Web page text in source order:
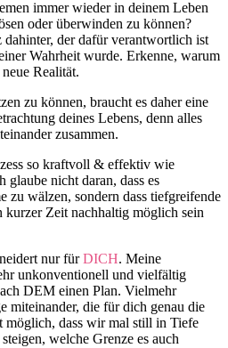
immer wieder in deinem Leben
oder überwinden zu können?
dahinter, der dafür verantwortlich ist
Wahrheit wurde. Erkenne, warum
Realität.
zu können, braucht es daher eine
deines Lebens, denn alles
zusammen.
so kraftvoll & effektiv wie
glaube nicht daran, dass es
zu wälzen, sondern dass tiefgreifende
kurzer Zeit nachhaltig möglich sein
nur fürDICH. Meine
unkonventionell und vielfältig
DEM einen Plan. Vielmehr
miteinander, die für dich genau die
möglich, dass wir mal still in Tiefe
welche Grenze es auch